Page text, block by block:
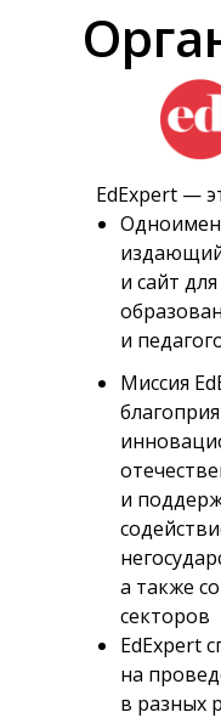
EdExpert —
и сайт
и
Миссия
и
а также
секторов
EdExpert
на
в разных